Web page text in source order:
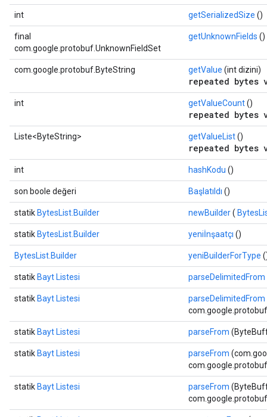
int getSerializedSize ()
final
com.google.protobuf.UnknownFieldSet
getUnknownFields ()
com.google.protobuf.ByteString getValue (int dizini)
repeated bytes
int getValueCount()
repeated bytes
Liste<ByteString> getValueList()
repeated bytes
int hashKodu ()
son boole değeri Başlatıldı ()
statik BytesList.Builder newBuilder(
statik BytesList.Builder yeniİnşaatçı ()
BytesList.Builder yeniBuilderForType
statik Bayt Listesi parseDelimitedFrom
statik Bayt Listesi parseDelimitedFrom
statik Bayt Listesi parseFrom
statik Bayt Listesi parseFrom
statik Bayt Listesi parseFrom